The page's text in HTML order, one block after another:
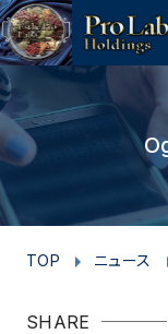
TOP ニュース
SHARE
p
a
g
e
t
o
p